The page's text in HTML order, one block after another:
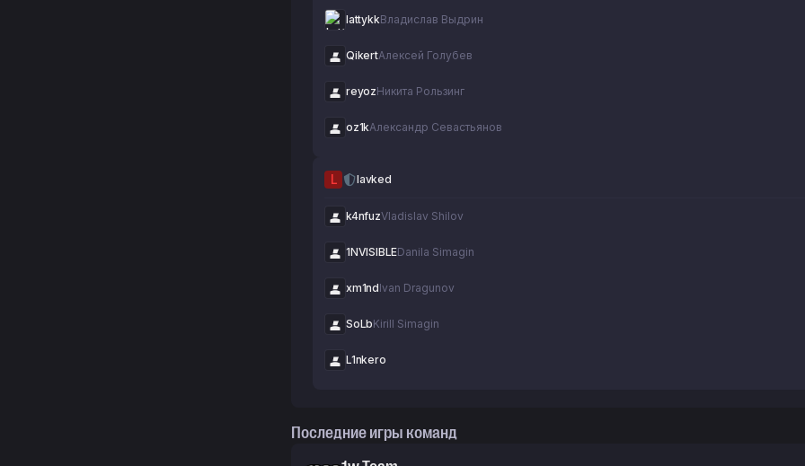
lattykkВладислав Выдрин
QikertАлексей Голубев
reyozНикита Рользинг
oz1kАлександр Севастьянов
L lavked
k4nfuz Vladislav Shilov
1NVISIBLEDanila Simagin
xm1ndIvan Dragunov
SoLbKirill Simagin
L1nkero
Последние игры команд